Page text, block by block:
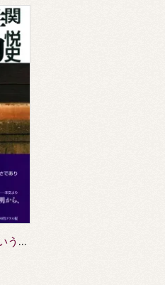
関悦史評論集 俳句という他界